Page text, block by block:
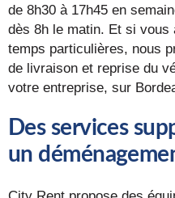
de 8h30 à 17h45 en
dès 8h le matin. Et si vous
temps particulières, nous
de livraison et reprise du
votre entreprise, sur
Des services
un